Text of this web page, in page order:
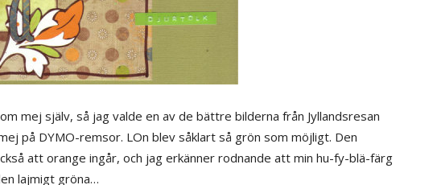
mej själv, så jag valde en av de bättre bilderna från Jyllandsresan
på DYMO-remsor. LOn blev såklart så grön som möjligt. Den
att orange ingår, och jag erkänner rodnande att min hu-fy-blä-färg
lajmigt gröna…